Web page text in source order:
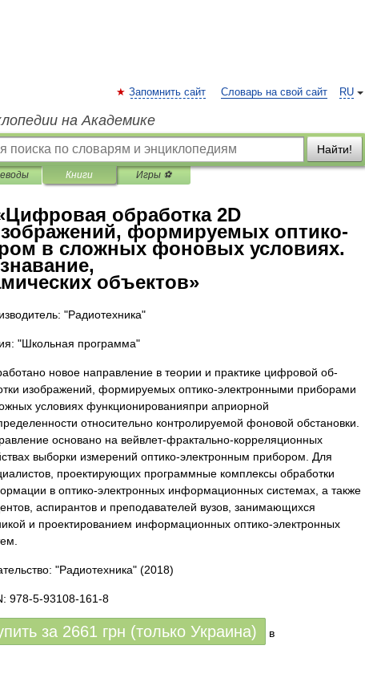
RU
Запомнить сайт Словарь на свой сайт
на Академике
Найти!
Книги Игры ⚽
обработка 2D
формируемых оптико-
в сложных фоновых условиях.
объектов»
"Радиотехника"
"Школьная программа"
новое направление в теории и практике цифровой об-
изображений, формируемых оптико-электронными приборами
условиях функционированияпри априорной
относительно контролируемой фоновой обстановки.
основано на вейвлет-фрактально-корреляционных
выборки измерений оптико-электронным прибором. Для
проектирующих программные комплексы обработки
в оптико-электронных информационных системах, а также
аспирантов и преподавателей вузов, занимающихся
и проектированием информационных оптико-электронных
"Радиотехника" (2018)
978-5-93108-161-8
за 2661 грн (только Украина) в